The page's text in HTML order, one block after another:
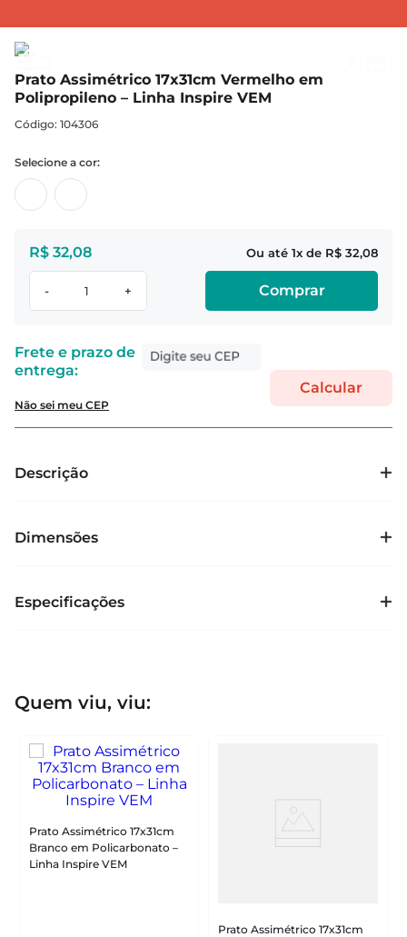
Prato Assimétrico 17x31cm Vermelho em
Polipropileno – Linha Inspire VEM
: 104306
R$ 32,08 1 R$ 32,08
- + Comprar
Não sei meu CEP
Descrição
Dimensões
Especificações
Quem viu, viu:
Prato Assimétrico 17x31cm
Branco em Policarbonato –
Linha Inspire VEM
Prato Assimétrico 17x31cm